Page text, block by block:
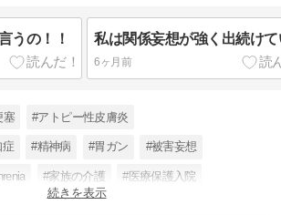
うの！！ 私は関係妄想が強く出続け
6ヶ月前
塞 #アトピー性皮膚炎
症 #精神病 #胃ガン #被害妄想
#家族の介護 #医療保護入院
続きを表示